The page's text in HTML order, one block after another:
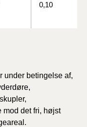
0,10
under betingelse af,
mod det fri, højst